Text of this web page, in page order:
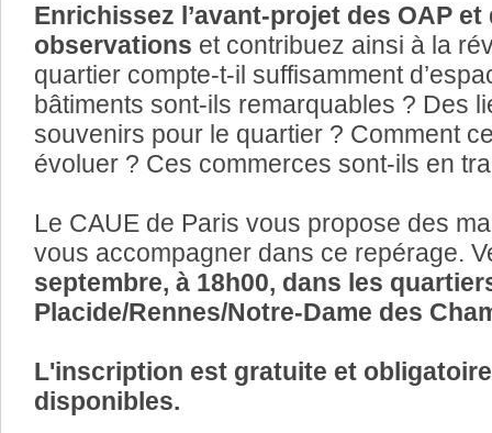
Enrichissez l’avant-projet des OAP
observations et contribuez ainsi à la
quartier compte-t-il suffisamment
bâtiments sont-ils remarquables ? Des
souvenirs pour le quartier ? Comment
évoluer ? Ces commerces sont-ils en
Le CAUE de Paris vous propose des
vous accompagner dans ce repérage.
septembre, à 18h00, dans les
Placide/Rennes/Notre-Dame des
L'inscription est gratuite et
disponibles.